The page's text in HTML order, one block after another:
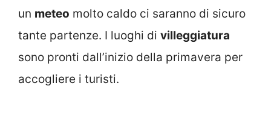
un meteo molto caldo ci saranno di sicuro
tante partenze. I luoghi di villeggiatura
sono pronti dall’inizio della primavera per
accogliere i turisti.